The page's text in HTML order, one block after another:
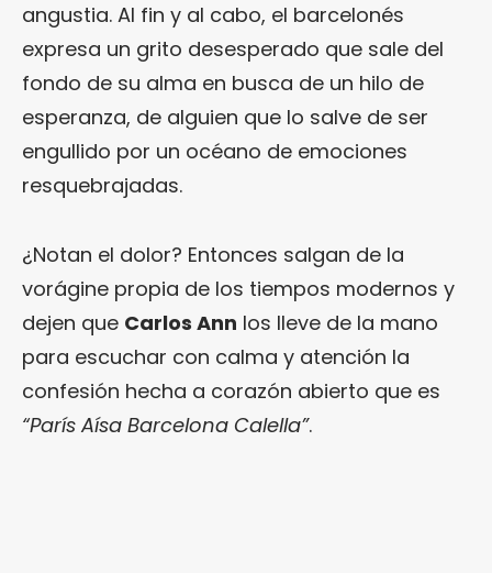
angustia. Al fin y al cabo, el barcelonés
expresa un grito desesperado que sale del
fondo de su alma en busca de un hilo de
esperanza, de alguien que lo salve de ser
engullido por un océano de emociones
resquebrajadas.
¿Notan el dolor? Entonces salgan de la
vorágine propia de los tiempos modernos y
dejen que Carlos Ann los lleve de la mano
para escuchar con calma y atención la
confesión hecha a corazón abierto que es
“París Aísa Barcelona Calella”.